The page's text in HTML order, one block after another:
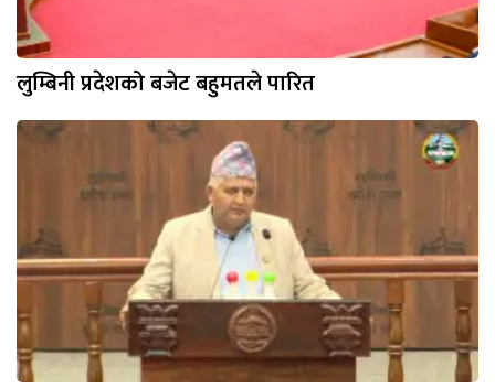
लुम्बिनी प्रदेशको बजेट बहुमतले पारित